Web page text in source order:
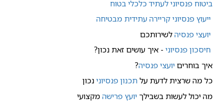
ביטוח פנסיוני לעתיד כלכלי בטוח
ייעוץ פנסיוני קריירה עתידית מבטיחה
יועצי פנסיהלשירותכם
חיסכון פנסיוני - איך עושים זאת נכון?
איך בוחריםיועצי פנסיה?
כל מה שרצית לדעת עלתכנון פנסיונינכון
מה יכול לעשות בשבילך יועץ פרישהמקצועי